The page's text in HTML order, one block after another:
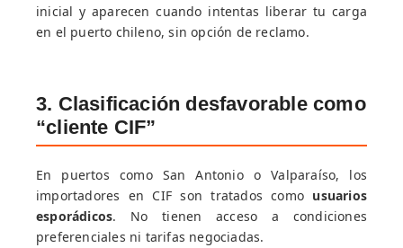
inicial y aparecen cuando intentas liberar tu carga
en el puerto chileno, sin opción de reclamo.
3. Clasificación desfavorable como
“cliente CIF”
En puertos como San Antonio o Valparaíso, los
importadores en CIF son tratados como usuarios
esporádicos. No tienen acceso a condiciones
preferenciales ni tarifas negociadas.